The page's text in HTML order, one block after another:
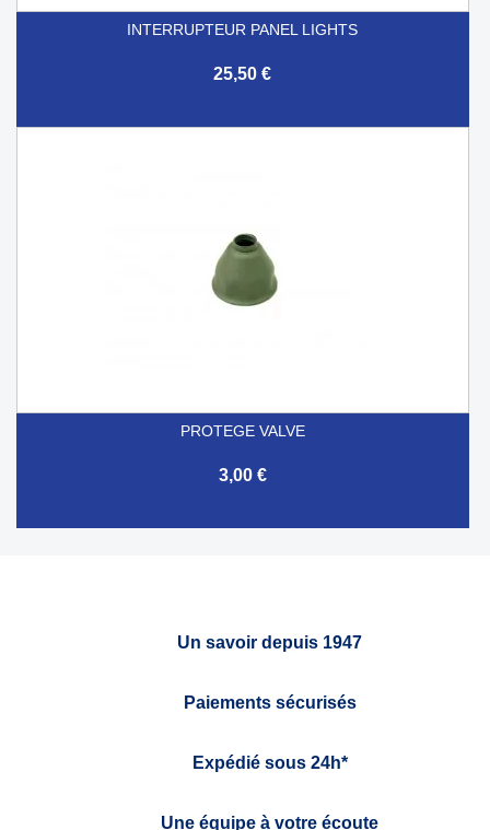
INTERRUPTEUR PANEL LIGHTS
25,50 €
PROTEGE VALVE
3,00 €
Un savoir depuis 1947
Paiements sécurisés
Expédié sous 24h*
Une équipe à votre écoute